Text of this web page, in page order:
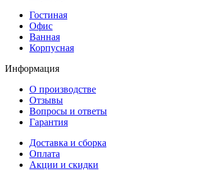
Гостиная
Офис
Ванная
Корпусная
Информация
О производстве
Отзывы
Вопросы и ответы
Гарантия
Доставка и сборка
Оплата
Акции и скидки